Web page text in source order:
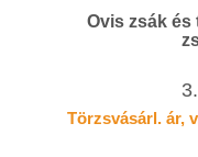
Ovis zsák és
Törzsvásárl. ár,